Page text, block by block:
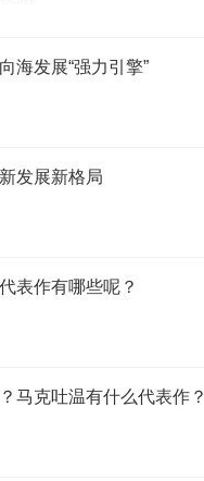
海发展“强力引擎”
发展新格局
表作有哪些呢？
马克吐温有什么代表作？